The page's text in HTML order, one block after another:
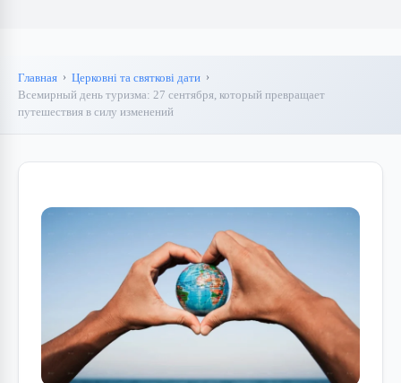
Главная
Церковні та святкові дати
Всемирный день туризма: 27 сентября, который превращает
путешествия в силу изменений